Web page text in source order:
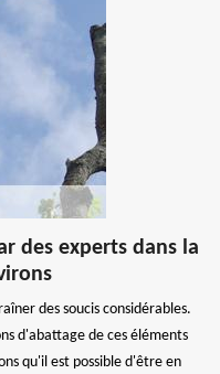
des experts dans la
des soucis considérables.
d'abattage de ces éléments
qu'il est possible d'être en